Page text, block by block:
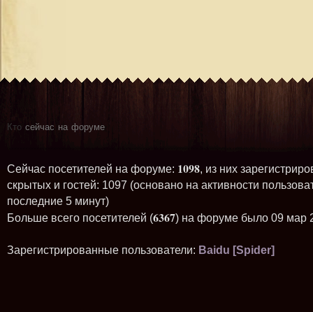
Кто сейчас на форуме
Сейчас посетителей на форуме: 1098, из них
скрытых и гостей: 1097 (основано на активности
последние 5 минут)
Больше всего посетителей (6367) на форуме было 09 мар
Зарегистрированные пользователи: Baidu [Spider]